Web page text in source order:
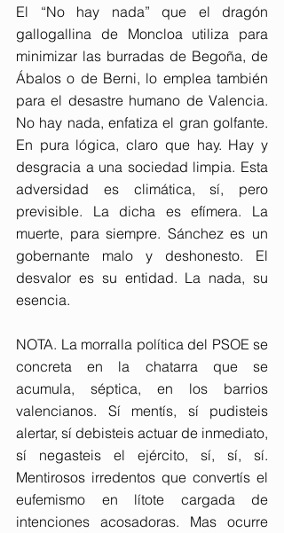
El “No hay nada” que el dragón
gallogallina de Moncloa utiliza para
minimizar las burradas de Begoña, de
Ábalos o de Berni, lo emplea también
para el desastre humano de Valencia.
No hay nada, enfatiza el gran golfante.
En pura lógica, claro que hay. Hay y
desgracia a una sociedad limpia. Esta
adversidad es climática, sí, pero
previsible. La dicha es efímera. La
muerte, para siempre. Sánchez es un
gobernante malo y deshonesto. El
desvalor es su entidad. La nada, su
esencia.
NOTA. La morralla política del PSOE se
concreta en la chatarra que se
acumula, séptica, en los barrios
valencianos. Sí mentís, sí pudisteis
alertar, sí debisteis actuar de inmediato,
sí negasteis el ejército, sí, sí, sí.
Mentirosos irredentos que convertís el
eufemismo en lítote cargada de
intenciones acosadoras. Mas ocurre